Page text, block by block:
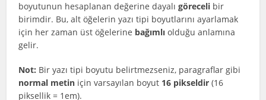
boyutunun hesaplanan değerine dayalıgöreceli bir
birimdir. Bu, alt öğelerin yazı tipi boyutlarını ayarlamak
için her zaman üst öğelerine bağımlı olduğu anlamına
gelir.
Not: Bir yazı tipi boyutu belirtmezseniz, paragraflar gibi
normal metin için varsayılan boyut 16 pikseldir (16
piksellik = 1em).